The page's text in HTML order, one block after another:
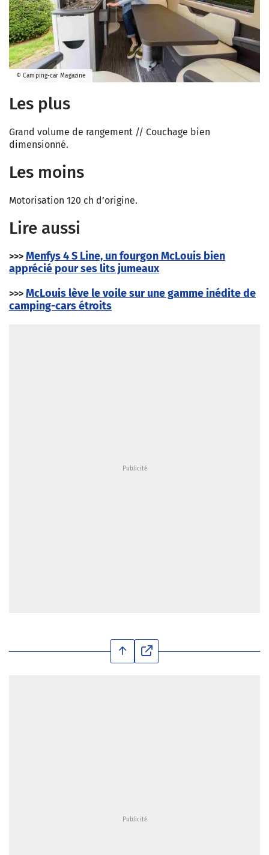
© Camping-car Magazine
Les plus
Grand volume de rangement // Couchage bien
dimensionné.
Les moins
Motorisation 120 ch d’origine.
Lire aussi
>>> Menfys 4 S Line, un fourgon McLouis bien
apprécié pour ses lits jumeaux
>>> McLouis lève le voile sur une gamme inédite de
camping-cars étroits